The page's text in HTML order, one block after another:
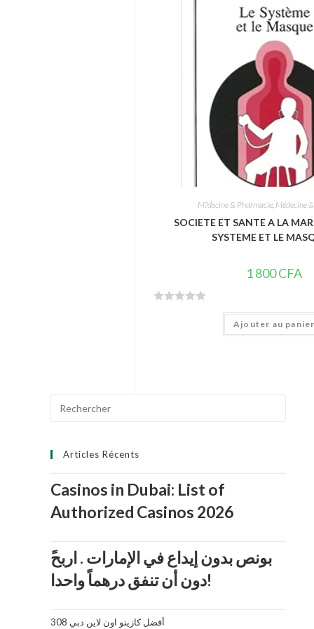
M?decine & Pharmacie, Médecine
SOCIETE ET SANTE A LA
SYSTEME ET LE
1 800CFA
Ajouter au panier
Articles Récents
Casinos in Dubai: List of
Authorized Casinos 2026
دون أن تنفق درهماً واحدا!
أفضل كازينو اون لاين دبي 308